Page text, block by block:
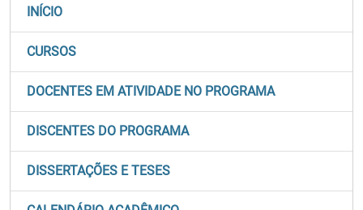
INÍCIO
CURSOS
DOCENTES EM ATIVIDADE NO PROGRAMA
DISCENTES DO PROGRAMA
DISSERTAÇÕES E TESES